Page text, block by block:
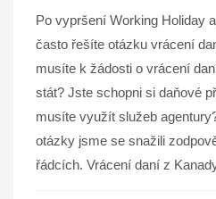
Po vypršení Working Holiday
často řešíte otázku vrácení
musíte k žádosti o vrácení
stát? Jste schopni si daňové
musíte využít služeb
otázky jsme se snažili
řádcích. Vrácení daní z